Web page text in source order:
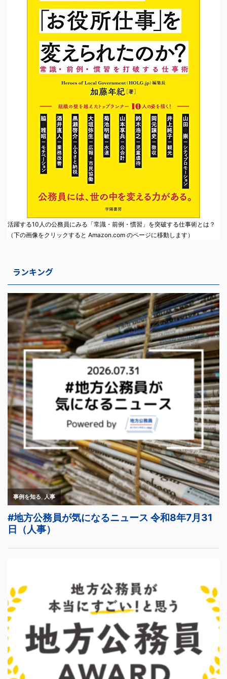
活躍する10人の公務員にみる「常識・前例・慣習」を突破する仕事術とは？
（下の画像をクリックすると Amazon.com のページに移動します）
ランキング